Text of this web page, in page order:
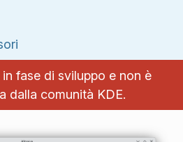
fase di sviluppo e non è
dalla comunità KDE.